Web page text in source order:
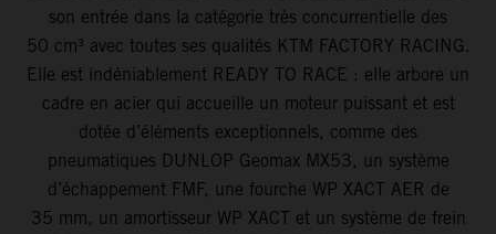
son entrée dans la catégorie très concurrentielle des
50 cm³ avec toutes ses qualités KTM FACTORY RACING.
Elle est indéniablement READY TO RACE : elle arbore un
cadre en acier qui accueille un moteur puissant et est
dotée d’éléments exceptionnels, comme des
pneumatiques DUNLOP Geomax MX53, un système
d’échappement FMF, une fourche WP XACT AER de
35 mm, un amortisseur WP XACT et un système de frein